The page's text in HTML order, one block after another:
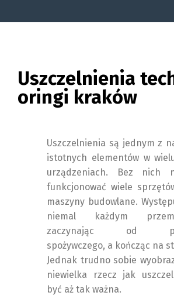
Uszczelnienia
oringi kraków
Uszczelnienia są jednym z
istotnych elementów w
urządzeniach. Bez nich
funkcjonować wiele
maszyny budowlane.
niemal każdym
zaczynając od
spożywczego, a kończąc na
Jednak trudno sobie
niewielka rzecz jak
być aż tak ważna.